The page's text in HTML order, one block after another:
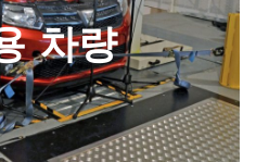
차량
발에 필요한 연구용 부품과
파트너를 통해서 기업에 공
니다.
GO